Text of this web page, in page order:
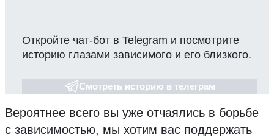
Откройте чат-бот в Telegram и посмотрите
историю глазами зависимого и его близкого.
Смотреть историю в телеграм
Вероятнее всего вы уже отчаялись в борьбе
с зависимостью, мы хотим вас поддержать